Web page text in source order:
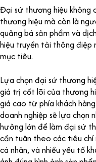
Đại sứ thương hiệu không
thương hiệu mà còn là
quảng bá sản phẩm và
hiệu truyền tải thông điệp
mục tiêu.
Lựa chọn đại sứ thương
giá trị cốt lõi của thương
giá cao từ phía khách
doanh nghiệp sẽ lựa chọn
hưởng lớn để làm đại sứ
cần tuân theo các tiêu
cá nhân, và nhiều yếu tố